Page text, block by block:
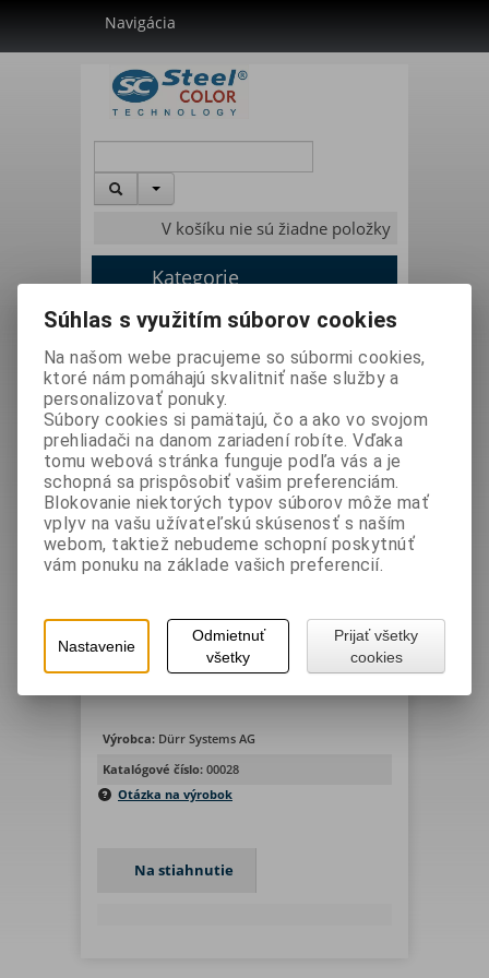
Navigácia
V košíku nie sú žiadne položky
Kategorie
Úvodná stránka
Lakovanie návody » Príslušenstvo lakovanie »
Pneumaticke miešadlá »
manuál SK AgitatorA FIX R PR
Vaša cena bez DPH:
Vaša cena s DPH:
Výrobca: Dürr Systems AG
Katalógové číslo: 00028
Otázka na výrobok
Na stiahnutie
Súhlas s využitím súborov cookies
Na našom webe pracujeme so súbormi cookies,
ktoré nám pomáhajú skvalitniť naše služby a
personalizovať ponuky.
Súbory cookies si pamätajú, čo a ako vo svojom
prehliadači na danom zariadení robíte. Vďaka
tomu webová stránka funguje podľa vás a je
schopná sa prispôsobiť vašim preferenciám.
Blokovanie niektorých typov súborov môže mať
vplyv na vašu užívateľskú skúsenosť s naším
webom, taktiež nebudeme schopní poskytnúť
vám ponuku na základe vašich preferencií.
Nastavenie
Odmietnuť
všetky
Prijať všetky
cookies